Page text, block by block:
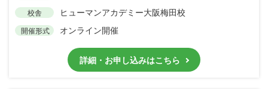
校舎 ヒューマンアカデミー大阪梅田校
開催形式 オンライン開催
詳細・お申し込みはこちら